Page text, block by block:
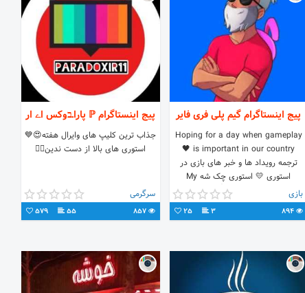
پیج اینستاگرام گیم پلی فری فایر
Hoping for a day when gameplay
is important in our country 🖤
ترجمه رویداد ها و خبر های بازی در
استوری 💛 استوری چک شه My
YouTube👇
بازی
894
3
25
پیج اینستاگرام ℙ پاراـבوکس اے ار
جذاب ترین کلیپ های وایرال هفته😍💙
استوری های بالا از دست ندین👆🏽
سرگرمی
857
55
579